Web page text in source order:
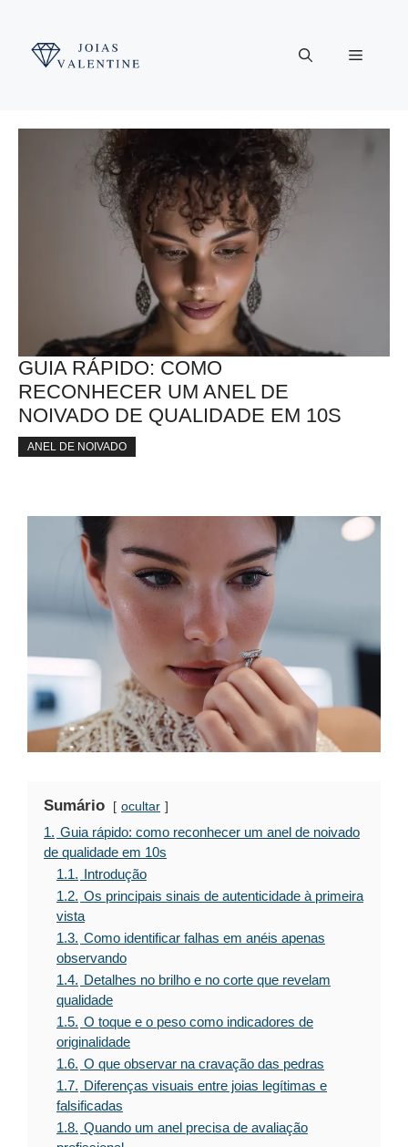
Menu
GUIA RÁPIDO: COMO
RECONHECER UM ANEL DE
NOIVADO DE QUALIDADE EM 10S
ANEL DE NOIVADO
Sumário ocultar
1. Guia rápido: como reconhecer um anel de noivado
de qualidade em 10s
1.1. Introdução
1.2. Os principais sinais de autenticidade à primeira
vista
1.3. Como identificar falhas em anéis apenas
observando
1.4. Detalhes no brilho e no corte que revelam
qualidade
1.5. O toque e o peso como indicadores de
originalidade
1.6. O que observar na cravação das pedras
1.7. Diferenças visuais entre joias legítimas e
falsificadas
1.8. Quando um anel precisa de avaliação